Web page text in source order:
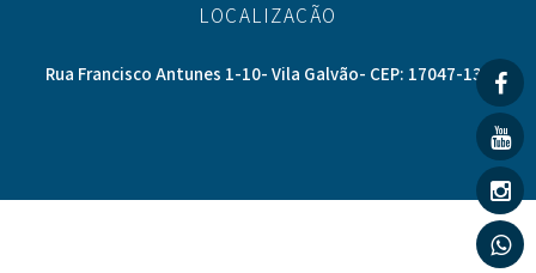
LOCALIZAÇÃO
Rua Francisco Antunes 1-10- Vila Galvão- CEP: 17047-136